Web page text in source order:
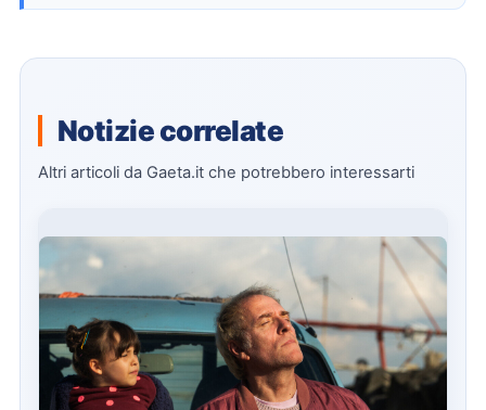
Notizie correlate
Altri articoli da Gaeta.it che potrebbero interessarti